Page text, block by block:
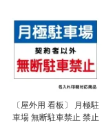
〔屋外用 看板〕 月極駐
車場 無断駐車禁止 禁止